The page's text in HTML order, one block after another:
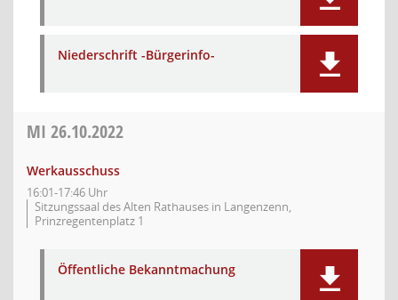
Niederschrift -Bürgerinfo-
MI 26.10.2022
Werkausschuss
16:01-17:46 Uhr
Sitzungssaal des Alten Rathauses in Langenzenn,
Prinzregentenplatz 1
Öffentliche Bekanntmachung